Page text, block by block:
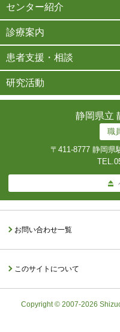
センター紹介
診療案内
患者支援・相談
研究活動
静岡県立
職
〒411-8777 静岡県
TEL.
お問い合わせ一覧
このサイトについて
Copyright © 2007-2026